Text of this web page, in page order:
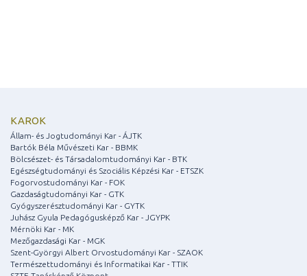
KAROK
Állam- és Jogtudományi Kar - ÁJTK
Bartók Béla Művészeti Kar - BBMK
Bölcsészet- és Társadalomtudományi Kar - BTK
Egészségtudományi és Szociális Képzési Kar - ETSZK
Fogorvostudományi Kar - FOK
Gazdaságtudományi Kar - GTK
Gyógyszerésztudományi Kar - GYTK
Juhász Gyula Pedagógusképző Kar - JGYPK
Mérnöki Kar - MK
Mezőgazdasági Kar - MGK
Szent-Györgyi Albert Orvostudományi Kar - SZAOK
Természettudományi és Informatikai Kar - TTIK